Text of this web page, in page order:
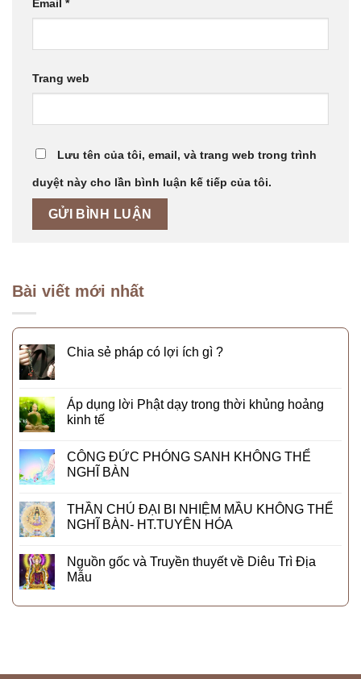
Email *
Trang web
Lưu tên của tôi, email, và trang web trong trình
duyệt này cho lần bình luận kế tiếp của tôi.
Bài viết mới nhất
Chia sẻ pháp có lợi ích gì ?
Áp dụng lời Phật dạy trong thời khủng hoảng
kinh tế
CÔNG ĐỨC PHÓNG SANH KHÔNG THỂ
NGHĨ BÀN
THẦN CHÚ ĐẠI BI NHIỆM MẦU KHÔNG THỂ
NGHĨ BÀN- HT.TUYÊN HÓA
Nguồn gốc và Truyền thuyết về Diêu Trì Địa
Mẫu